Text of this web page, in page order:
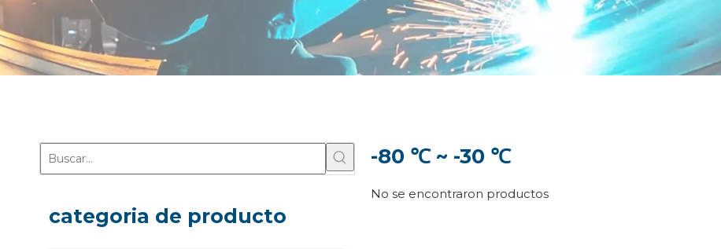
categoria de producto
-80 ℃ ~ -30 ℃
No se encontraron productos